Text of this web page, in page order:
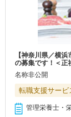
【神奈川県／横
の募集です！＜正
名称非公開
転職支援サービ
管理栄養士・